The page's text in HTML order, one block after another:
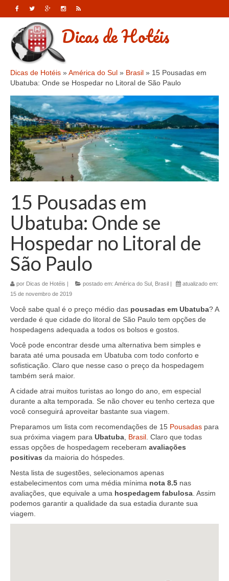
Dicas de Hotéis
Dicas de Hotéis »América do Sul » Brasil » 15 Pousadas em
Ubatuba: Onde se Hospedar no Litoral de São Paulo
15 Pousadas em
Ubatuba: Onde se
Hospedar no Litoral de
São Paulo
por Dicas de Hotéis postado em: América do Sul Brasil
atualizado em:
15 de novembro de 2019
Você sabe qual é o preço médio das pousadas em Ubatuba? A
verdade é que cidade do litoral de São Paulo tem opções de
hospedagens adequada a todos os bolsos e gostos.
Você pode encontrar desde uma alternativa bem simples e
barata até uma pousada em Ubatuba com todo conforto e
sofisticação. Claro que nesse caso o preço da hospedagem
também será maior.
A cidade atrai muitos turistas ao longo do ano, em especial
durante a alta temporada. Se não chover eu tenho certeza que
você conseguirá aproveitar bastante sua viagem.
Preparamos um lista com recomendações de 15 Pousadas para
sua próxima viagem para Ubatuba, Brasil. Claro que todas
essas opções de hospedagem receberam avaliações
positivas da maioria do hóspedes.
Nesta lista de sugestões, selecionamos apenas
estabelecimentos com uma média mínima nota 8.5 nas
avaliações, que equivale a uma hospedagem fabulosa. Assim
podemos garantir a qualidade da sua estadia durante sua
viagem.